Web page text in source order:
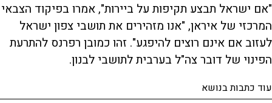
"אם ישראל תבצע תקיפות על ביירות", אמרו בפיקוד הצבאי
המרכזי של איראן, "אנו מזהירים את תושבי צפון ישראל
לעזוב אם אינם רוצים להיפגע". זהו כמובן רפרנס להתרעת
הפינוי של דובר צה"ל בערבית לתושבי לבנון.
עוד כתבות בנושא